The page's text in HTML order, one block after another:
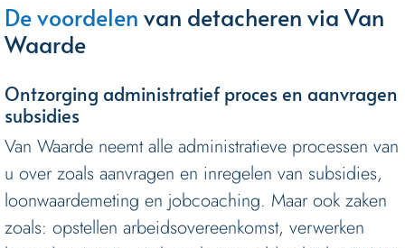
De voordelen van detacheren via Van
Waarde
Ontzorging administratief proces en aanvragen
subsidies
Van Waarde neemt alle administratieve processen van
u over zoals aanvragen en inregelen van subsidies,
loonwaardemeting en jobcoaching. Maar ook zaken
zoals: opstellen arbeidsovereenkomst, verwerken